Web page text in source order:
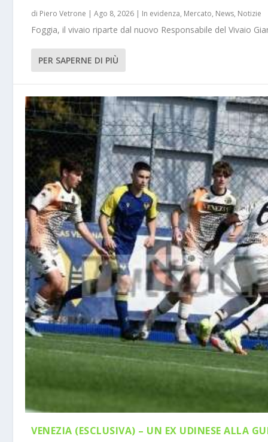
di Piero Vetrone |Ago 8, 2026 | In evidenza, Mercato, News, Notizie
Foggia, il vivaio riparte dal nuovo Responsabile del Vivaio
PER SAPERNE DI PIÙ
VENEZIA (ESCLUSIVA) – UN EX UDINESE ALLA